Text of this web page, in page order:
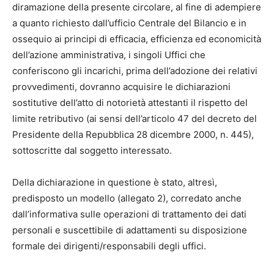
diramazione della presente circolare, al fine di adempiere
a quanto richiesto dall’ufficio Centrale del Bilancio e in
ossequio ai principi di efficacia, efficienza ed economicità
dell’azione amministrativa, i singoli Uffici che
conferiscono gli incarichi, prima dell’adozione dei relativi
provvedimenti, dovranno acquisire le dichiarazioni
sostitutive dell’atto di notorietà attestanti il rispetto del
limite retributivo (ai sensi dell’articolo 47 del decreto del
Presidente della Repubblica 28 dicembre 2000, n. 445),
sottoscritte dal soggetto interessato.
Della dichiarazione in questione è stato, altresì,
predisposto un modello (allegato 2), corredato anche
dall’informativa sulle operazioni di trattamento dei dati
personali e suscettibile di adattamenti su disposizione
formale dei dirigenti/responsabili degli uffici.